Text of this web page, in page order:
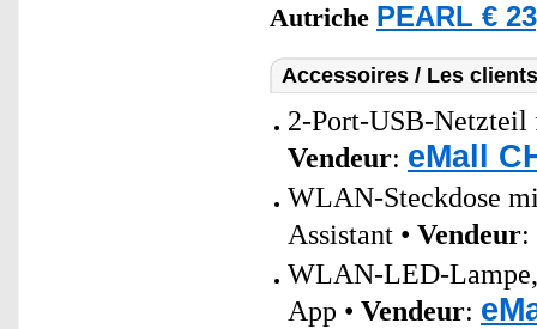
Autriche PEARL €
Accessoires / Les
2-Port-USB-Netzteil
Vendeur: eMall
WLAN-Steckdose
Assistant • Vendeur:
WLAN-LED-
App • Vendeur: